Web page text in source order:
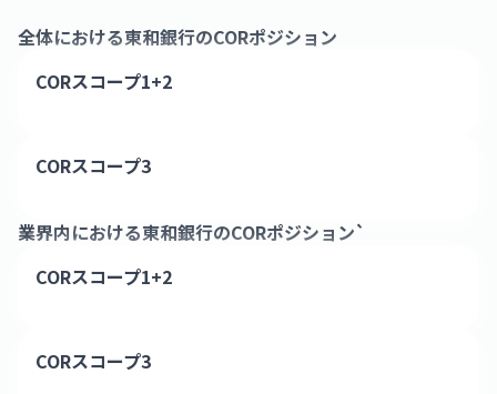
全体における東和銀行のCORポジション
CORスコープ1+2
CORスコープ3
業界内における東和銀行のCORポジション`
CORスコープ1+2
CORスコープ3